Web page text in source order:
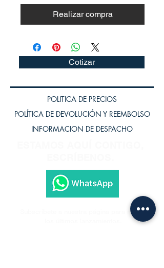
Realizar compra
Cotizar
POLITICA DE PRECIOS
POLÍTICA DE DEVOLUCIÓN Y REEMBOLSO
INFORMACION DE DESPACHO
Subscríbete a nuestra página para recibir